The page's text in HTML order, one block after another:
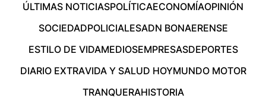
ÚLTIMAS NOTICIASPOLÍTICAECONOMÍAOPINIÓN
SOCIEDADPOLICIALESADN BONAERENSE
ESTILO DE VIDAMEDIOSEMPRESASDEPORTES
DIARIO EXTRAVIDA Y SALUD HOYMUNDO MOTOR
TRANQUERAHISTORIA